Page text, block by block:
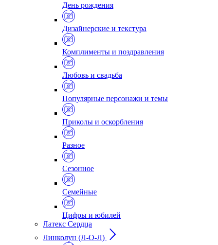
День рождения
Дизайнерские и текстура
Комплименты и поздравления
Любовь и свадьба
Популярные персонажи и темы
Приколы и оскорбления
Разное
Сезонное
Семейные
Цифры и юбилей
Латекс Сердца
Линколун (Л-О-Л)